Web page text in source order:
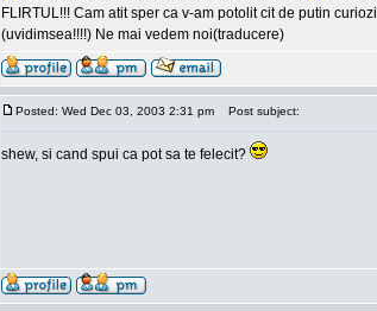
FLIRTUL!!! Cam atit sper ca v-am potolit cit de putin
(uvidimsea!!!!) Ne mai vedem noi(traducere)
Posted: Wed Dec 03, 2003 2:31 pm Post subject:
shew, si cand spui ca pot sa te felecit?